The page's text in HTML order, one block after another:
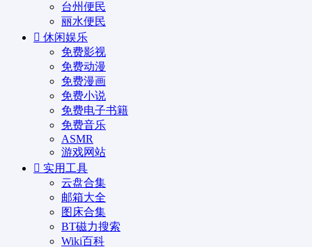
台州便民
丽水便民
休闲娱乐
免费影视
免费动漫
免费漫画
免费小说
免费电子书籍
免费音乐
ASMR
游戏网站
实用工具
云盘合集
邮箱大全
图床合集
BT磁力搜索
Wiki百科